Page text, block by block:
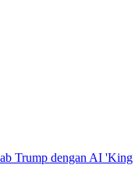
Trump dengan AI 'King